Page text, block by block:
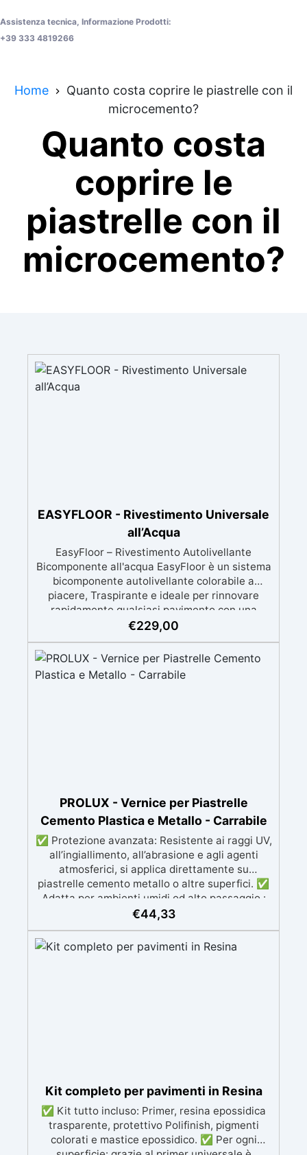
Assistenza tecnica, Informazione Prodotti:
+39 333 4819266
Home
Quanto costa coprire le piastrelle con il
microcemento?
Quanto costa
coprire le
piastrelle con il
microcemento?
EASYFLOOR - Rivestimento Universale
all’Acqua
EasyFloor – Rivestimento Autolivellante
Bicomponente all'acqua EasyFloor è un sistema
bicomponente autolivellante colorabile a
piacere, Traspirante e ideale per rinnovare
rapidamente qualsiasi pavimento con una
finitura resistente, uniforme e personalizzabile.
su superfici difficili anche verticali. Riempie
crepe e irregolarità del pavimento.
Rinnovandolo con una sola passata. 🔹 Senza
giorno successivo
€229,00
PROLUX - Vernice per Piastrelle
Cemento Plastica e Metallo - Carrabile
✅ Protezione avanzata: Resistente ai raggi UV,
all’ingiallimento, all’abrasione e agli agenti
atmosferici, si applica direttamente su
piastrelle cemento metallo o altre superfici. ✅
Adatta per ambienti umidi od alto passaggio :
Formulazione Poliuretanica, ideale per ambienti
superiore alle resine epossidiche e vernici
classiche. ✅ Finitura versatile e
574/2014 - Marcatura CE secondo EN 1504-2 e
relativa Dichiarazione di Prestazione (DoP) ✅
Facile da Usare, miscela i 2 componenti (2 : 1)
comodamente predosati
€44,33
Kit completo per pavimenti in Resina
✅ Kit tutto incluso: Primer, resina epossidica
trasparente, protettivo Polifinish, pigmenti
colorati e mastice epossidico. ✅ Per ogni